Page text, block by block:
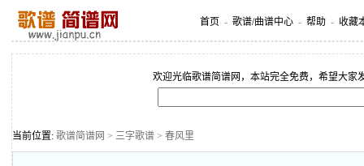
首页 - 歌谱/曲谱中心 - 帮助 - 收藏
欢迎光临歌谱简谱网，本站完全免费，希望大家
当前位置: 歌谱简谱网 > 三字歌谱 > 春风里